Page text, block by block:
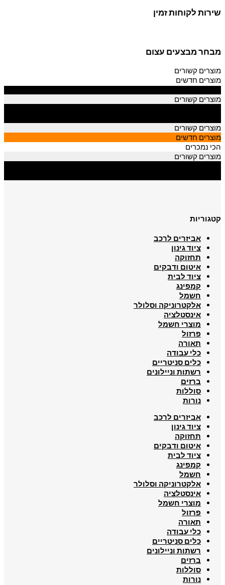
שירות לקוחות זמין
מבחר מבצעים עצום
מוצרים קשורים
מוצרים חדשים
מוצרים קשורים
מוצרים קשורים
מוצרים חדשים
הכי נמכרים
מוצרים קשורים
קטגוריות
אביזרים לרכב
ציוד גינון
תחזוקה
איטום ודבקים
ציוד לבית
קמפינג
חשמל
אלקטרוניקה וסלולר
אינסטלציה
מוצרי חשמל
פרזול
תאורה
כלי עבודה
כלים סניטריים
רשתות וניילונים
ברזים
סוללות
נורות
אביזרים לרכב
ציוד גינון
תחזוקה
איטום ודבקים
ציוד לבית
קמפינג
חשמל
אלקטרוניקה וסלולר
אינסטלציה
מוצרי חשמל
פרזול
תאורה
כלי עבודה
כלים סניטריים
רשתות וניילונים
ברזים
סוללות
נורות